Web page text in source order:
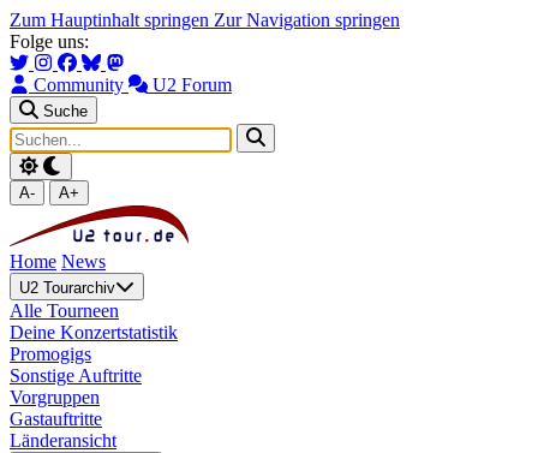
Zum Hauptinhalt springen Zur Navigation springen
Folge uns:
Community U2 Forum
Suche
A- A+
Home News
U2 Tourarchiv
Alle Tourneen
Deine Konzertstatistik
Promogigs
Sonstige Auftritte
Vorgruppen
Gastauftritte
Länderansicht